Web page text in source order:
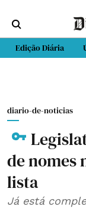
Edição Diária
diario-de-noticias
de nomes
lista
Já está